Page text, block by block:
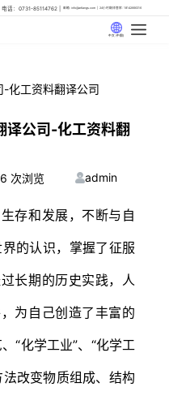
电话：0731-85114762 邮箱: info@artlangs.com 24小时翻译管家: 18142666316
中文 (中国)
化工资料翻译公司
译公司-化工资料翻
次浏览 admin
和发展，不断与自
的认识，掌握了征服
长期的历史实践，人
为自己创造了丰富的
“化学工业”、“化学工
改变物质组成、结构